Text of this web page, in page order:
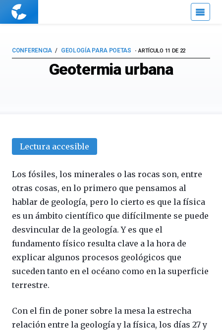
Cuaderno
Geotermia urbana
CONFERENCIA GEOLOGÍA PARA POETAS ARTÍCULO 11 DE 22
Lectura accesible
Los fósiles, los minerales o las rocas son, entre
otras cosas, en lo primero que pensamos al
hablar de geología, pero lo cierto es que la física
es un ámbito científico que difícilmente se puede
desvincular de la geología. Y es que el
fundamento físico resulta clave a la hora de
explicar algunos procesos geológicos que
suceden tanto en el océano como en la superficie
terrestre.
Con el fin de poner sobre la mesa la estrecha
relación entre la geología y la física, los días 27 y